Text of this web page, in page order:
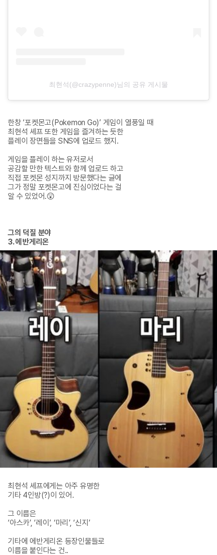
최현석(@crazypenne)님의 공유 게시물
한창 ‘포켓몬고(Pokemon Go)’ 게임이 열풍일 때
최현석 셰프 또한 게임을 즐겨하는 듯한
플레이 장면들을 SNS에 업로드 했지.
게임을 플레이 하는 유저로서
공감할 만한 텍스트와 함께 업로드 하고
직접 포켓몬 성지까지 방문했다는 글에
그가 정말 포켓몬고에 진심이었다는 걸
알 수 있었어.😲
그의 덕질 분야
3. 에반게리온
최현석 셰프에게는 아주 유명한
기타 4인방(?)이 있어.
그 이름은
‘아스카’, ‘레이’, ‘마리’, ‘신지’
기타에 에반게리온 등장인물들로
이름을 붙인다는 건..